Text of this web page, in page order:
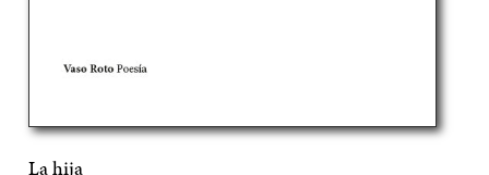
La hija